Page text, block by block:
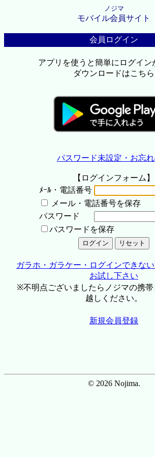
ノジマ
モバイル会員サイト
会員ログイン
アプリを使うと簡単にログイン
ダウンロードはこちら
パスワード未設定・お忘
【ログインフォーム】
ﾒｰﾙ・電話番号
メール・電話番号を保存
パスワード
パスワードを保存
ガラホ・ガラケー・ログインできな
お試し下さい
※不明点ございましたらノジマの携
越しください。
新規会員登録
© 2026 Nojima.